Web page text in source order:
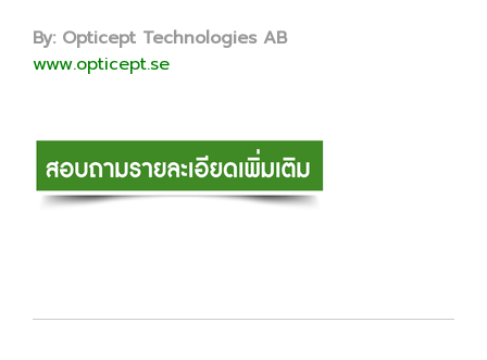
By: Opticept Technologies AB
www.opticept.se